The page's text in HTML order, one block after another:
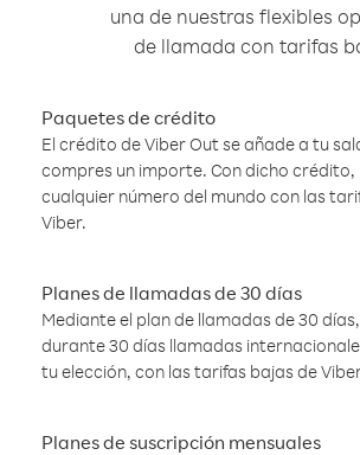
una de nuestras flexibles
de llamada con tarifas
Paquetes de crédito
El crédito de Viber Out se añade a tu
compres un importe. Con dicho crédito,
cualquier número del mundo con las
Viber.
Planes de llamadas de 30 días
Mediante el plan de llamadas de 30
durante 30 días llamadas
tu elección, con las tarifas bajas de
Planes de suscripción mensuales